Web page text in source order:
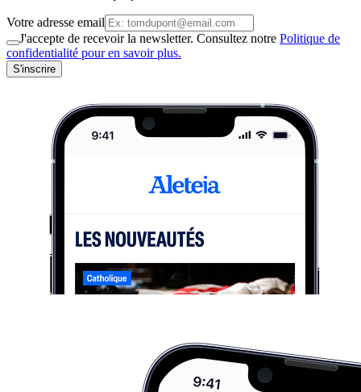
Votre adresse email
J'accepte de recevoir la newsletter. Consultez notre Politique de
confidentialité pour en savoir plus.
S'inscrire